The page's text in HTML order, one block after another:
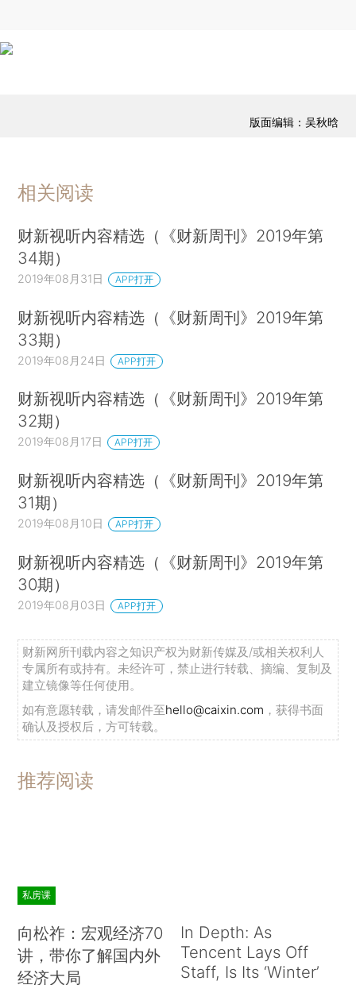
版面编辑：吴秋晗
相关阅读
财新视听内容精选（《财新周刊》2019年第
34期）
2019年08月31日 APP打开
财新视听内容精选（《财新周刊》2019年第
33期）
2019年08月24日 APP打开
财新视听内容精选（《财新周刊》2019年第
32期）
2019年08月17日 APP打开
财新视听内容精选（《财新周刊》2019年第
31期）
2019年08月10日 APP打开
财新视听内容精选（《财新周刊》2019年第
30期）
2019年08月03日 APP打开
财新网所刊载内容之知识产权为财新传媒及/或相关权利人
专属所有或持有。未经许可，禁止进行转载、摘编、复制及
建立镜像等任何使用。
如有意愿转载，请发邮件至hello@caixin.com ，获得书面
确认及授权后，方可转载。
推荐阅读
私房课
向松祚：宏观经济70
讲，带你了解国内外
经济大局
In Depth: As
Tencent Lays Off
Staff, Is Its ‘Winter’